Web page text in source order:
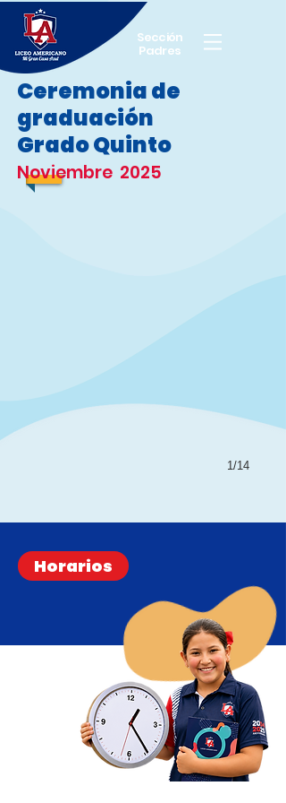
Sección
Padres
1/14
Ceremonia de
graduación
Grado Quinto
Noviembre 2025
Horarios